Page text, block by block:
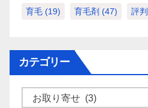
育毛 (19) 育毛剤 (47) 評判
カテゴリー